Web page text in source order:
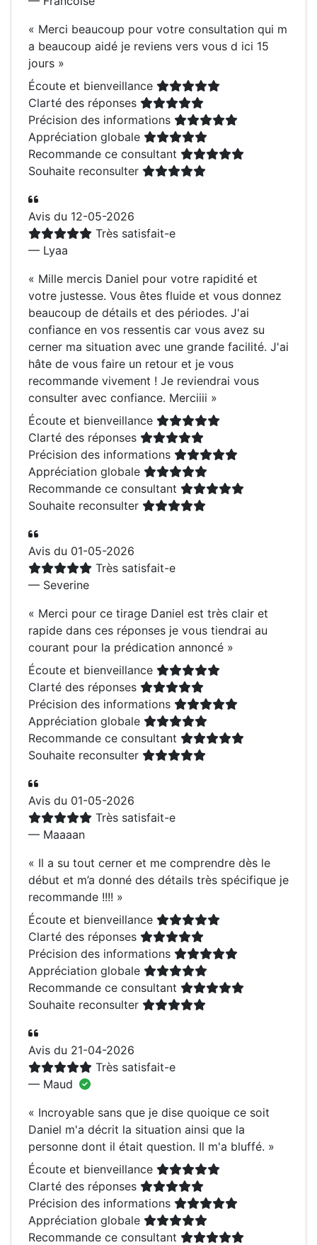
« Merci beaucoup pour votre consultation qui m
a beaucoup aidé je reviens vers vous d ici 15
jours »
Écoute et bienveillance
Clarté des réponses
Précision des informations
Appréciation globale
Recommande ce consultant
Souhaite reconsulter
Avis du 12-05-2026
Très satisfait-e
— Lyaa
« Mille mercis Daniel pour votre rapidité et
votre justesse. Vous êtes fluide et vous donnez
beaucoup de détails et des périodes. J'ai
confiance en vos ressentis car vous avez su
cerner ma situation avec une grande facilité. J'ai
hâte de vous faire un retour et je vous
recommande vivement ! Je reviendrai vous
consulter avec confiance. Merciiii »
Écoute et bienveillance
Clarté des réponses
Précision des informations
Appréciation globale
Recommande ce consultant
Souhaite reconsulter
Avis du 01-05-2026
Très satisfait-e
— Severine
« Merci pour ce tirage Daniel est très clair et
rapide dans ces réponses je vous tiendrai au
courant pour la prédication annoncé »
Écoute et bienveillance
Clarté des réponses
Précision des informations
Appréciation globale
Recommande ce consultant
Souhaite reconsulter
Avis du 01-05-2026
Très satisfait-e
— Maaaan
« Il a su tout cerner et me comprendre dès le
début et m’a donné des détails très spécifique je
recommande !!!! »
Écoute et bienveillance
Clarté des réponses
Précision des informations
Appréciation globale
Recommande ce consultant
Souhaite reconsulter
Avis du 21-04-2026
Très satisfait-e
— Maud
« Incroyable sans que je dise quoique ce soit
Daniel m'a décrit la situation ainsi que la
personne dont il était question. Il m'a bluffé. »
Écoute et bienveillance
Clarté des réponses
Précision des informations
Appréciation globale
Recommande ce consultant